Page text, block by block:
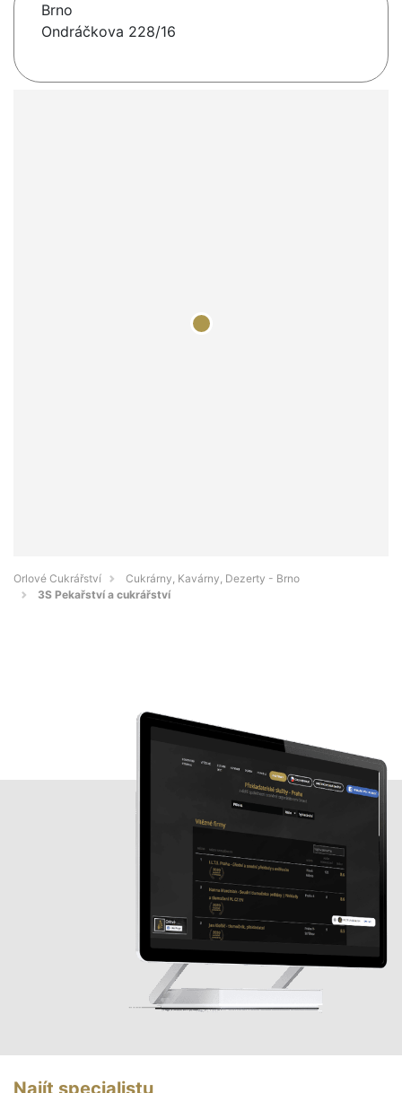
Brno
Ondráčkova 228/16
Orlové Cukrářství
Cukrárny, Kavárny, Dezerty - Brno
3S Pekařství a cukrářství
Najít specialistu